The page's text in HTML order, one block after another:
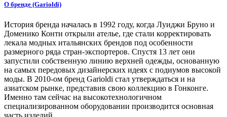
О бренде (Garioldi)
История бренда началась в 1992 году, когда Луиджи Бруно и
Доменико Конти открыли ателье, где стали корректировать
лекала модных итальянских брендов под особенности
размерного ряда стран-экспортеров. Спустя 13 лет они
запустили собственную линию верхней одежды, основанную
на самых передовых дизайнерских идеях с подиумов высокой
моды. В 2010-ом бренд Garioldi стал утверждаться и на
азиатском рынке, представив свою коллекцию в Гонконге.
Именно там сейчас на высокотехнологичном
специализированном оборудовании производится основная
часть изделий.